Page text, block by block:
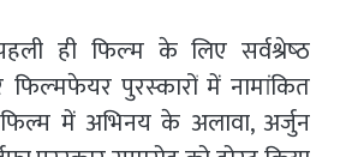
ही फिल्‍म के लिए सर्वश्रेष्‍ठ
पुरस्‍कारों में नामांकित
में अभिनय के अलावा, अर्जुन